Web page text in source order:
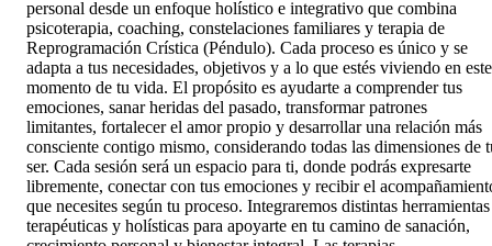
personal desde un enfoque holístico e integrativo que combina
psicoterapia, coaching, constelaciones familiares y terapia de
Reprogramación Crística (Péndulo). Cada proceso es único y se
adapta a tus necesidades, objetivos y a lo que estés viviendo en este
momento de tu vida. El propósito es ayudarte a comprender tus
emociones, sanar heridas del pasado, transformar patrones
limitantes, fortalecer el amor propio y desarrollar una relación más
consciente contigo mismo, considerando todas las dimensiones de
ser. Cada sesión será un espacio para ti, donde podrás expresarte
libremente, conectar con tus emociones y recibir el
que necesites según tu proceso. Integraremos distintas herramientas
terapéuticas y holísticas para apoyarte en tu camino de sanación,